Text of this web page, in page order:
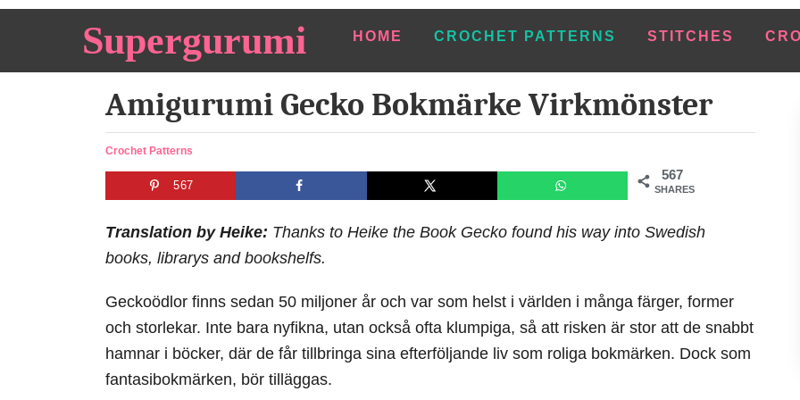
i
HOME CROCHET PATTERNS STITCHES
Supergurumi
Amigurumi Gecko Bokmärke Virkmönster
C
a
g
r
e
Crochet Patterns
567
SHARES
567
Translation by Heike: Thanks to Heike the Book Gecko found his way into Swedish
books, librarys and bookshelfs.
Geckoödlor finns sedan 50 miljoner år och var som helst i världen i många färger, former
och storlekar. Inte bara nyfikna, utan också ofta klumpiga, så att risken är stor att de snabbt
hamnar i böcker, där de får tillbringa sina efterföljande liv som roliga bokmärken. Dock som
fantasibokmärken, bör tilläggas.